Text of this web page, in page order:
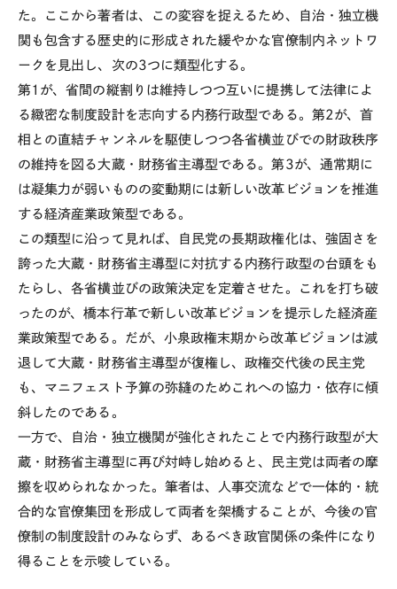
た。ここから著者は、この変容を捉えるため、自治・独立機
関も包含する歴史的に形成された緩やかな官僚制内ネットワ
ークを見出し、次の3つに類型化する。
第1が、省間の縦割りは維持しつつ互いに提携して法律によ
る緻密な制度設計を志向する内務行政型である。第2が、首
相との直結チャンネルを駆使しつつ各省横並びでの財政秩序
の維持を図る大蔵・財務省主導型である。第3が、通常期に
は凝集力が弱いものの変動期には新しい改革ビジョンを推進
する経済産業政策型である。
この類型に沿って見れば、自民党の長期政権化は、強固さを
誇った大蔵・財務省主導型に対抗する内務行政型の台頭をも
たらし、各省横並びの政策決定を定着させた。これを打ち破
ったのが、橋本行革で新しい改革ビジョンを提示した経済産
業政策型である。だが、小泉政権末期から改革ビジョンは減
退して大蔵・財務省主導型が復権し、政権交代後の民主党
も、マニフェスト予算の弥縫のためこれへの協力・依存に傾
斜したのである。
一方で、自治・独立機関が強化されたことで内務行政型が大
蔵・財務省主導型に再び対峙し始めると、民主党は両者の摩
擦を収められなかった。筆者は、人事交流などで一体的・統
合的な官僚集団を形成して両者を架橋することが、今後の官
僚制の制度設計のみならず、あるべき政官関係の条件になり
得ることを示唆している。